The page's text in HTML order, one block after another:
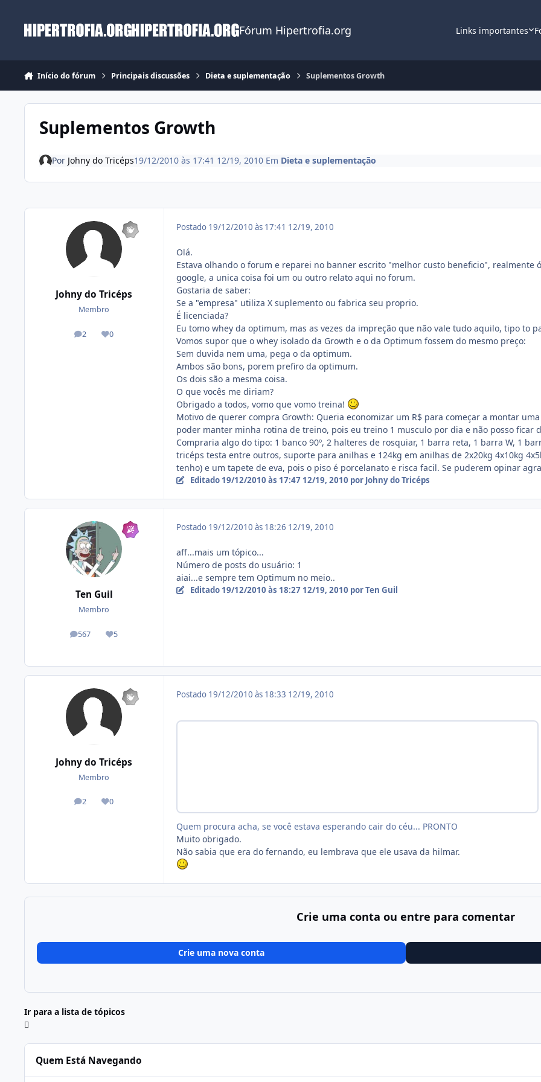
Fórum Hipertrofia.org Links importantes
Início do fórum Principais discussões Dieta e suplementação Suplementos Growth
Suplementos Growth
Por Johny do Tricéps19/12/2010 às 17:41 12/19, 2010 Em Dieta e suplementação
Johny do Tricéps
Membro
2
posts 0
Reputação
Postado 19/12/2010 às 17:41 12/19, 2010
Olá.
Estava olhando o forum e reparei no banner escrito "melhor custo beneficio", realmente
google, a unica coisa foi um ou outro relato aqui no forum.
Gostaria de saber:
Se a "empresa" utiliza X suplemento ou fabrica seu proprio.
É licenciada?
Eu tomo whey da optimum, mas as vezes da impreção que não vale tudo aquilo, tipo to
Vomos supor que o whey isolado da Growth e o da Optimum fossem do mesmo preço:
Sem duvida nem uma, pega o da optimum.
Ambos são bons, porem prefiro da optimum.
Os dois são a mesma coisa.
O que vocês me diriam?
Obrigado a todos, vomo que vomo treina!
Motivo de querer compra Growth: Queria economizar um R$ para começar a montar
poder manter minha rotina de treino, pois eu treino 1 musculo por dia e não posso ficar
Compraria algo do tipo: 1 banco 90º, 2 halteres de rosquiar, 1 barra reta, 1 barra W, 1
tricéps testa entre outros, suporte para anilhas e 124kg em anilhas de 2x20kg 4x10kg
tenho) e um tapete de eva, pois o piso é porcelanato e risca facil. Se puderem opinar
Editado 19/12/2010 às 17:47 12/19, 2010 por Johny do Tricéps
Ten Guil
Membro
567
posts 5
Reputação
Postado 19/12/2010 às 18:26 12/19, 2010
aff...mais um tópico...
Número de posts do usuário: 1
aiai...e sempre tem Optimum no meio..
Editado 19/12/2010 às 18:27 12/19, 2010 por Ten Guil
Johny do Tricéps
Membro
2
posts 0
Reputação
Postado 19/12/2010 às 18:33 12/19, 2010
Quem procura acha, se você estava esperando cair do céu... PRONTO
Muito obrigado.
Não sabia que era do fernando, eu lembrava que ele usava da hilmar.
Crie uma conta ou entre para comentar
Crie uma nova conta
Ir para a lista de tópicos
Quem Está Navegando